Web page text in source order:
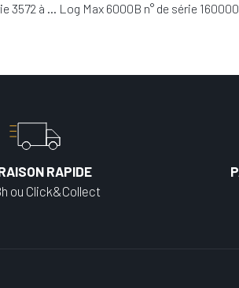
3572 à … Log Max 6000B n° de série
RAPIDE
ou Click&Collect